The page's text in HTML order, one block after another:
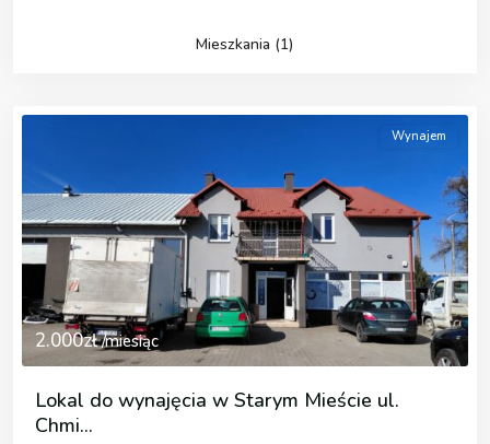
Mieszkania (1)
2.000zł/miesiąc
Wynajem
Lokal do wynajęcia w Starym Mieście ul.
Chmi...